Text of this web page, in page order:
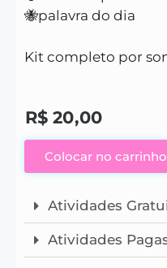
🐝palavra do dia
Kit completo por
R$ 20,00
Colocar no carrinho
Atividades
Atividades